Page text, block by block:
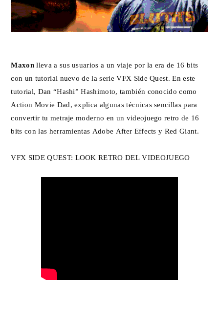
Maxon lleva a sus usuarios a un viaje por la era de 16 bits
con un tutorial nuevo de la serie VFX Side Quest. En este
tutorial, Dan “Hashi” Hashimoto, también conocido como
Action Movie Dad, explica algunas técnicas sencillas para
convertir tu metraje moderno en un videojuego retro de 16
bits con las herramientas Adobe After Effects y Red Giant.
VFX SIDE QUEST: LOOK RETRO DEL VIDEOJUEGO